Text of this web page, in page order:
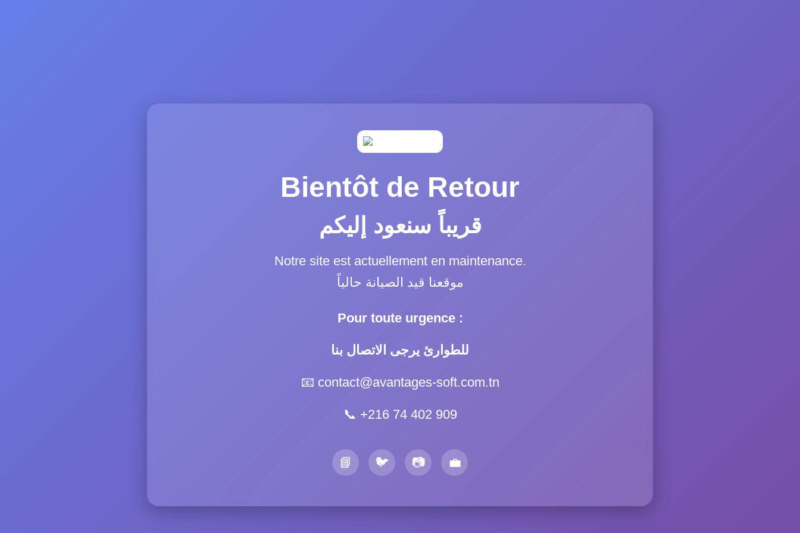
Bientôt de Retour
قريباً سنعود إليكم
Notre site est actuellement en maintenance.
موقعنا قيد الصيانة حالياً
Pour toute urgence :
للطوارئ يرجى الاتصال بنا
📧 contact@avantages-soft.com.tn
📞 +216 74 402 909
📘 🐦 📷 💼